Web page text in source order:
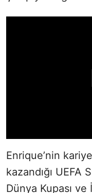
Enrique’nin
kazandığı UEFA
Dünya Kupası ve